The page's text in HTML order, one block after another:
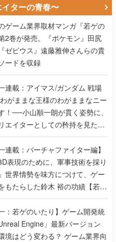
ターの青春〜
ゲーム業界取材マンガ『若ゲの
2巻が発売。『ポケモン』田尻
ゼビウス』遠藤雅伸さんらの貴
ードを収録
連載：アイマス/ガンダム 戦場
がままな王様のわがままなニー
！──小山順一朗が貫く姿勢に、
エイターとしての矜持を見た
たり最終回】
連載：バーチャファイター編】
表現のために、軍事技術を採り
世界情勢を味方につけて、ゲー
もたらした鈴木 裕の功績【若ゲ
：若ゲのいたり】ゲーム開発統
Engine」最新バージョン
境はどう変わる？ ゲーム業界向